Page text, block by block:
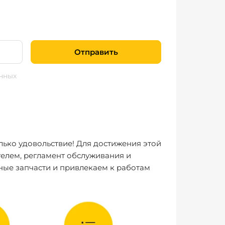
Отправить
удовольствие! Для достижения этой
регламент обслуживания и
запчасти и привлекаем к работам